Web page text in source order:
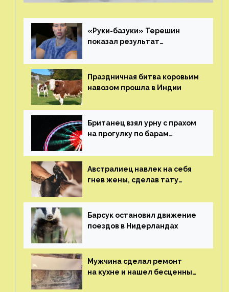
«Руки-базуки» Терешин
показал результат
Праздничная битва коровьим
навозом прошла в Индии
Британец взял урну с прахом
на прогулку по барам
Австралиец навлек на себя
гнев жены, сделав тату
Барсук остановил движение
поездов в Нидерландах
Мужчина сделал ремонт
на кухне и нашел бесценные